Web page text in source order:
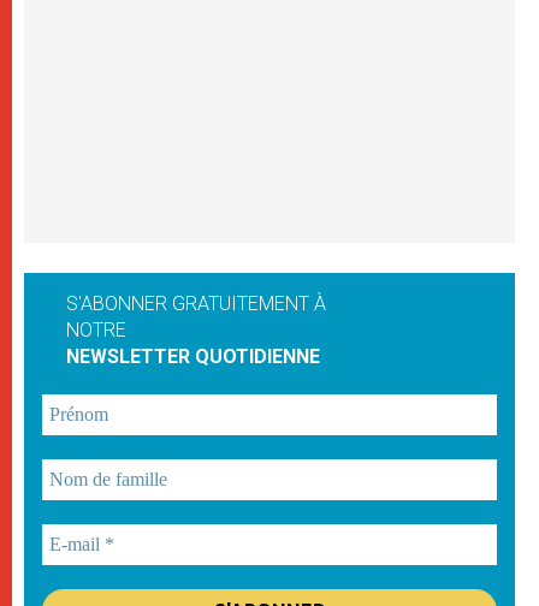
S'ABONNER GRATUITEMENT À
NOTRE
NEWSLETTER QUOTIDIENNE